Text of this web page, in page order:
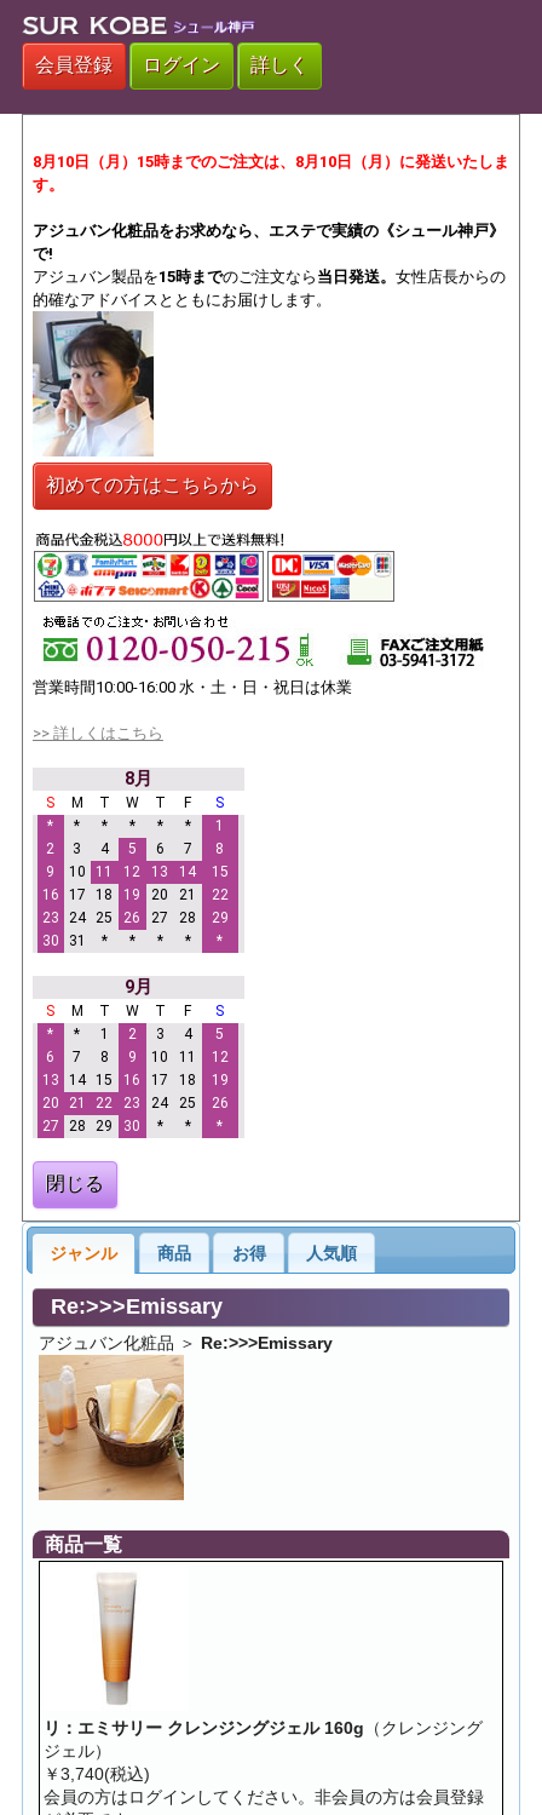
会員登録 ログイン 詳しく
8月10日（月）15時までのご注文は、 8月10日（月） に発送いたしま
す。
アジュバン化粧品をお求めなら、エステで実績の《シュール神戸》
で!
アジュバン製品を15時までのご注文なら 当日発送。 女性店長からの
的確なアドバイスとともにお届けします。
初めての方はこちらから
営業時間10:00-16:00 水・土・日・祝日は休業
>> 詳しくはこちら
8月
S M T W T F
S
*
* * * * *
1
2
3 4 5 6 7
8
9
10 11 12 13 14
15
16
17 18 19 20 21
22
23
24 25 26 27 28
29
30
31 * * * * *
9月
S M T W T F
S
*
* 1 2 3 4
5
6
7 8 9 10 11
12
13
14 15 16 17 18
19
20
21 22 23 24 25
26
27
28 29 30 * * *
閉じる
ジャンル 商品 お得 人気順
Re:>>>Emissary
アジュバン化粧品 ＞ Re:>>>Emissary
商品一覧
リ：エミサリー クレンジングジェル 160g （クレンジング
ジェル）
￥3,740(税込)
会員の方はログインしてください。非会員の方は会員登録